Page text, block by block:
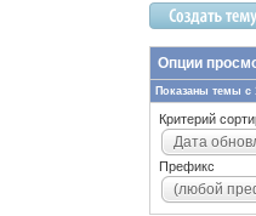
Опции
Показаны темы с
Критерий
Дата
Префикс
(любой